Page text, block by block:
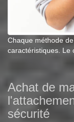
Chaque méthode
caractéristiques. Le
Achat de
sécurité